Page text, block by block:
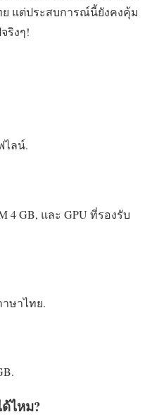
แต่ประสบการณ์นี้ยังคงคุ้ม
ริงๆ!
ไลน์.
4 GB, และ GPU ที่รองรับ
ษาไทย.
ไหม?